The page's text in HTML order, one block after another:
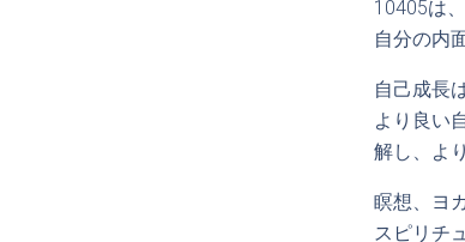
10405は
自分の内
自己成長
より良い
解し、よ
瞑想、ヨ
スピリチ